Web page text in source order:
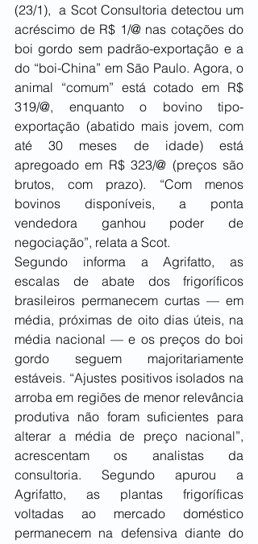
(23/1),  a Scot Consultoria detectou um
acréscimo de R$ 1/@ nas cotações do
boi gordo sem padrão-exportação e a
do “boi-China” em São Paulo. Agora, o
animal “comum” está cotado em R$
319/@, enquanto o bovino tipo-
exportação (abatido mais jovem, com
até 30 meses de idade) está
apregoado em R$ 323/@ (preços são
brutos, com prazo). “Com menos
bovinos disponíveis, a ponta
vendedora ganhou poder de
negociação”, relata a Scot.
Segundo informa a Agrifatto, as
escalas de abate dos frigoríficos
brasileiros permanecem curtas — em
média, próximas de oito dias úteis, na
média nacional — e os preços do boi
gordo seguem majoritariamente
estáveis. “Ajustes positivos isolados na
arroba em regiões de menor relevância
produtiva não foram suficientes para
alterar a média de preço nacional”,
acrescentam os analistas da
consultoria. Segundo apurou a
Agrifatto, as plantas frigoríficas
voltadas ao mercado doméstico
permanecem na defensiva diante do